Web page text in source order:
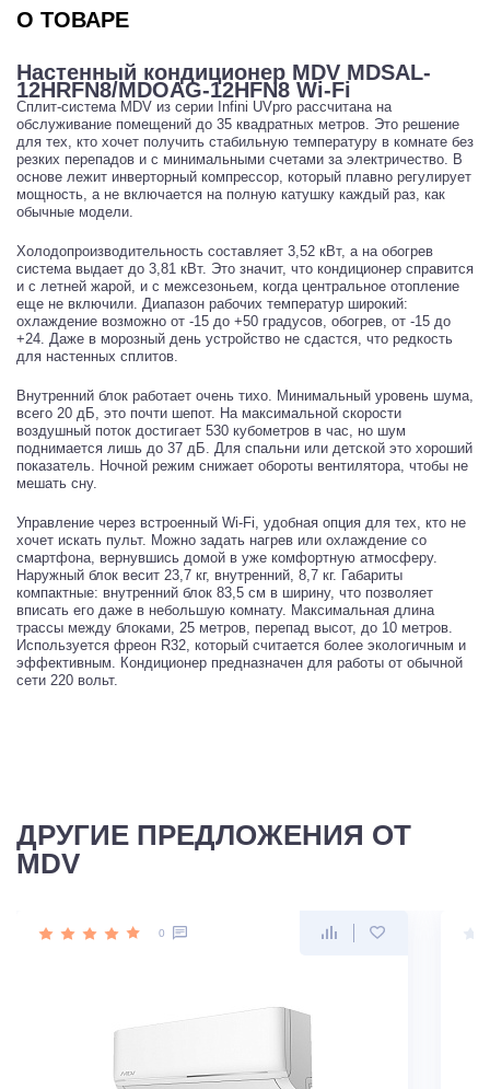
О ТОВАРЕ
Настенный кондиционер MDV MDSAL-
12HRFN8/MDOAG-12HFN8 Wi-Fi
Сплит-система MDV из серии Infini UVpro рассчитана на
обслуживание помещений до 35 квадратных метров. Это решение
для тех, кто хочет получить стабильную температуру в комнате без
резких перепадов и с минимальными счетами за электричество. В
основе лежит инверторный компрессор, который плавно регулирует
мощность, а не включается на полную катушку каждый раз, как
обычные модели.
Холодопроизводительность составляет 3,52 кВт, а на обогрев
система выдает до 3,81 кВт. Это значит, что кондиционер справится
и с летней жарой, и с межсезоньем, когда центральное отопление
еще не включили. Диапазон рабочих температур широкий:
охлаждение возможно от -15 до +50 градусов, обогрев, от -15 до
+24. Даже в морозный день устройство не сдастся, что редкость
для настенных сплитов.
Внутренний блок работает очень тихо. Минимальный уровень шума,
всего 20 дБ, это почти шепот. На максимальной скорости
воздушный поток достигает 530 кубометров в час, но шум
поднимается лишь до 37 дБ. Для спальни или детской это хороший
показатель. Ночной режим снижает обороты вентилятора, чтобы не
мешать сну.
Управление через встроенный Wi-Fi, удобная опция для тех, кто не
хочет искать пульт. Можно задать нагрев или охлаждение со
смартфона, вернувшись домой в уже комфортную атмосферу.
Наружный блок весит 23,7 кг, внутренний, 8,7 кг. Габариты
компактные: внутренний блок 83,5 см в ширину, что позволяет
вписать его даже в небольшую комнату. Максимальная длина
трассы между блоками, 25 метров, перепад высот, до 10 метров.
Используется фреон R32, который считается более экологичным и
эффективным. Кондиционер предназначен для работы от обычной
сети 220 вольт.
ДРУГИЕ ПРЕДЛОЖЕНИЯ ОТ
MDV
0